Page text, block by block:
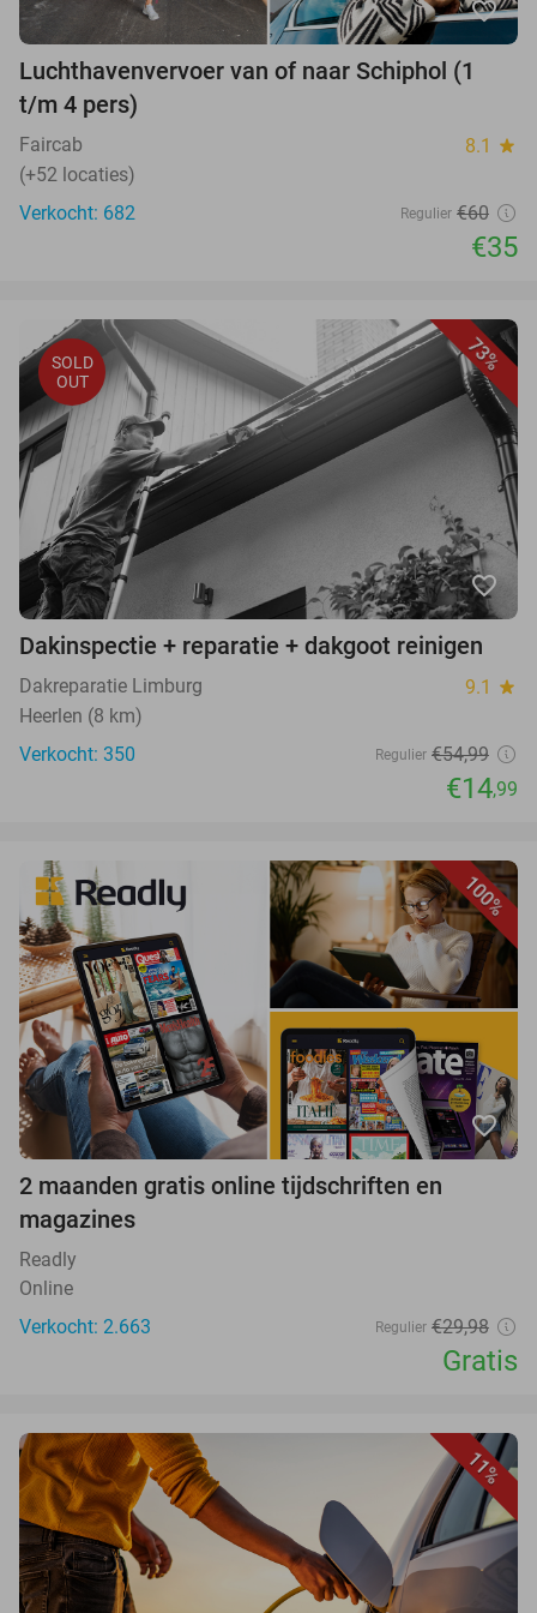
favorite_border
Luchthavenvervoer van of naar Schiphol (1
t/m 4 pers)
Faircab 8.1 star
(+52 locaties)
Verkocht: 682
Regulier €60
€35
73%
SOLD
OUT
favorite_border
Dakinspectie + reparatie + dakgoot reinigen
Dakreparatie Limburg 9.1 star
Heerlen (8 km)
Verkocht: 350
Regulier €54,99
€14,99
100%
favorite_border
2 maanden gratis online tijdschriften en
magazines
Readly
Online
Verkocht: 2.663
Regulier €29,98
Gratis
11%